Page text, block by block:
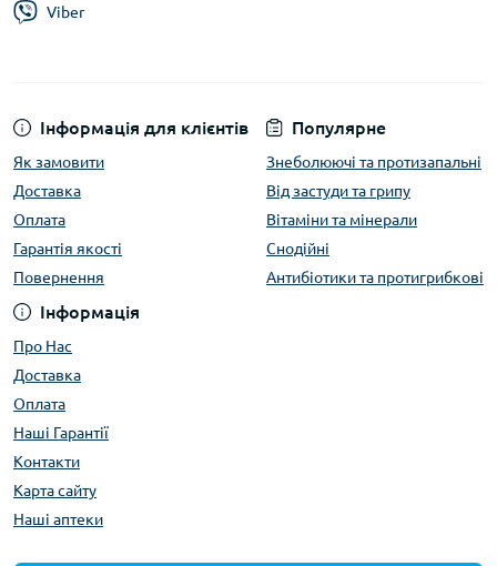
Інформація для клієнтів
Як замовити
Доставка
Оплата
Гарантія якості
Повернення
Популярне
Знеболюючі та протизапальні
Від застуди та грипу
Вітаміни та мінерали
Снодійні
Антибіотики та протигрибкові
Інформація
Про Нас
Доставка
Оплата
Наші Гарантії
Контакти
Карта сайту
Наші аптеки
Viber